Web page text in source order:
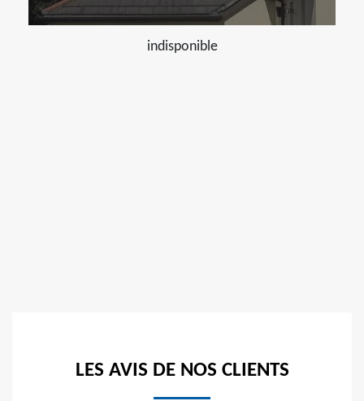
indisponible
LES AVIS DE NOS CLIENTS